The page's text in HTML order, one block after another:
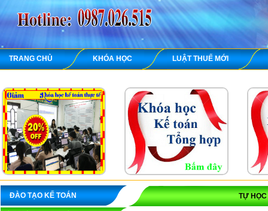
TRANG CHỦ KHÓA HỌC LUẬT THUẾ MỚI
ĐÀO TẠO KẾ TOÁN TỰ